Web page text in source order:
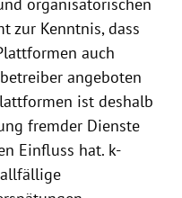
zur Kenntnis, dass
auch
angeboten
ist deshalb
fremder Dienste
Einfluss hat. k-